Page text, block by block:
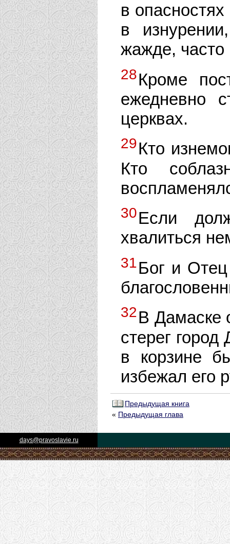
в
в
жажде, часто
28Кроме
ежедневно
церквах.
29Кто
Кто
30Если
хвалиться
31Бог и
32В Дамаске
стерег
в корзине
избежал его
Предыдущая книга
« Предыдущая глава
days@pravoslavie.ru